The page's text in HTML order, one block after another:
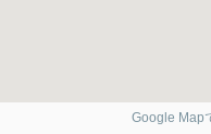
Google Map